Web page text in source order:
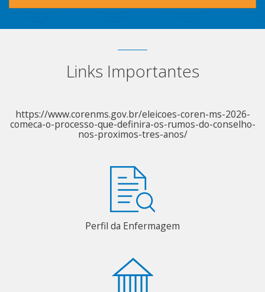
Links Importantes
https://www.corenms.gov.br/eleicoes-coren-ms-2026-
comeca-o-processo-que-definira-os-rumos-do-conselho-
nos-proximos-tres-anos/
Perfil da Enfermagem